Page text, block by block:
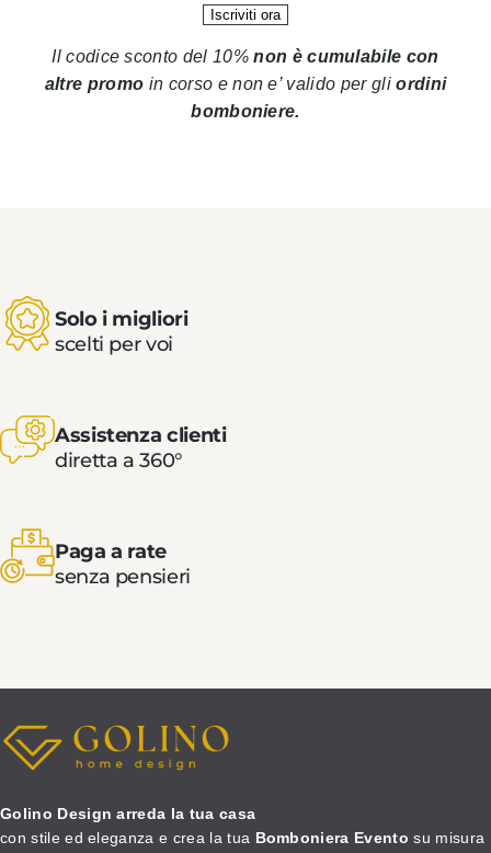
Il codice sconto del 10%non è cumulabile con
altre promo in corso e non e’ valido per gliordini
bomboniere.
Solo i migliori
scelti per voi
Assistenza clienti
diretta a 360°
Paga a rate
senza pensieri
Golino Design arreda la tua casa
con stile ed eleganza e crea la tua Bomboniera Evento su misura